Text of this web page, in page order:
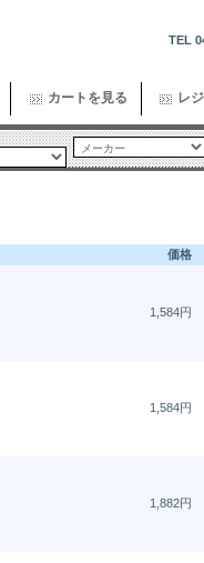
TEL
カートを見る レ
価格
1,584円
1,584円
1,882円